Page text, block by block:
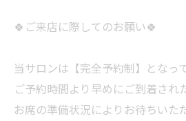
🍀ご来店に際してのお願い🍀
当サロンは【完全予約制】となっ
ご予約時間より早めにご到着され
お席の準備状況によりお待ちいた